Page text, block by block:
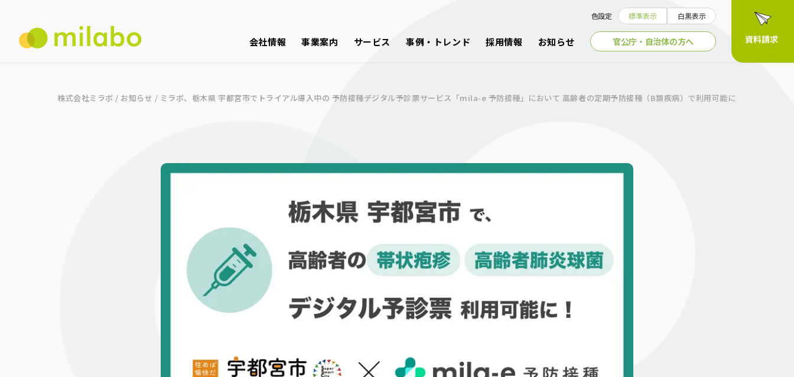
会社情報 事業案内 サービス 事例・トレンド 採用情報 お知らせ 官公庁・自治体の方へ
色設定 標準表示 白黒表示
株式会社ミラボ / お知らせ / ミラボ、栃木県 宇都宮市でトライアル導入中の 予防接種デジタル予診票サービス「mila-e 予防接種」において 高齢者の定期予防接種（B類疾病）で利用可能に